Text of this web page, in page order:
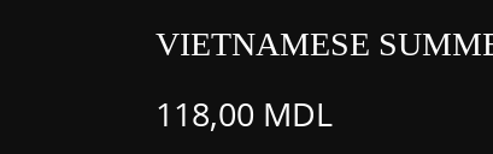
VIETNAMESE
118,00 MDL